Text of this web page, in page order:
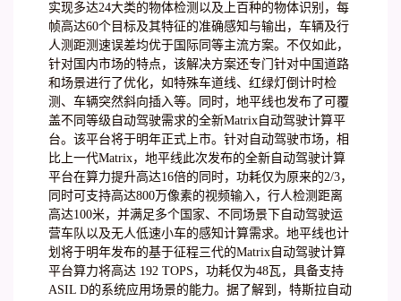
实现多达24大类的物体检测以及上百种的物体识别，每
帧高达60个目标及其特征的准确感知与输出，车辆及行
人测距测速误差均优于国际同等主流方案。不仅如此，
针对国内市场的特点，该解决方案还专门针对中国道路
和场景进行了优化，如特殊车道线、红绿灯倒计时检
测、车辆突然斜向插入等。同时，地平线也发布了可覆
盖不同等级自动驾驶需求的全新Matrix自动驾驶计算平
台。该平台将于明年正式上市。针对自动驾驶市场，相
比上一代Matrix，地平线此次发布的全新自动驾驶计算
平台在算力提升高达16倍的同时，功耗仅为原来的2/3，
同时可支持高达800万像素的视频输入，行人检测距离
高达100米，并满足多个国家、不同场景下自动驾驶运
营车队以及无人低速小车的感知计算需求。地平线也计
划将于明年发布的基于征程三代的Matrix自动驾驶计算
平台算力将高达 192 TOPS，功耗仅为48瓦，具备支持
ASIL D的系统应用场景的能力。据了解到，特斯拉自动